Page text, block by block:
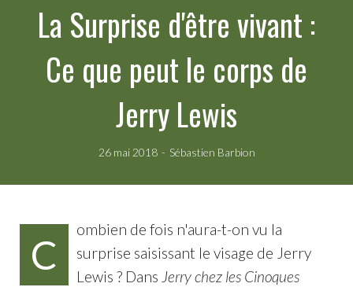
La Surprise d'être vivant :
Ce que peut le corps de
Jerry Lewis
26 mai 2018 Sébastien Barbion
C
ombien de fois n'aura-t-on vu la
surprise saisissant le visage de Jerry
Lewis ? Dans Jerry chez les Cinoques